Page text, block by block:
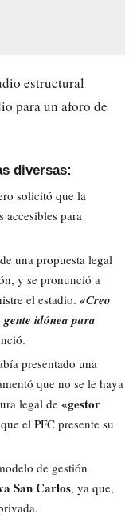
estructural
para un aforo de
diversas:
solicitó que la
accesibles para
una propuesta legal
y se pronunció a
el estadio. «Creo
idónea para
presentado una
que no se le haya
legal de«gestor
el PFC presente su
de gestión
San Carlos, ya que,